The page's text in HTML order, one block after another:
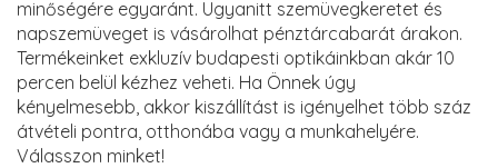
minőségére egyaránt. Ugyanitt szemüvegkeretet és
napszemüveget is vásárolhat pénztárcabarát árakon.
Termékeinket exkluzív budapesti optikáinkban akár 10
percen belül kézhez veheti. Ha Önnek úgy
kényelmesebb, akkor kiszállítást is igényelhet több száz
átvételi pontra, otthonába vagy a munkahelyére.
Válasszon minket!